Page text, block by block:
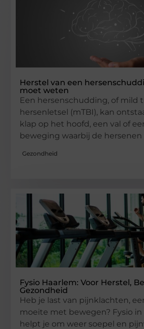
Herstel van een
moet weten
Een hersenschudding, of mild
hersenletsel (mTBI), kan
klap op het hoofd, een val of
beweging waarbij de
Gezondheid
Fysio Haarlem: Voor Herstel,
Gezondheid
Heb je last van pijnklachten,
moeite met bewegen? Fysio in
helpt je om weer soepel en